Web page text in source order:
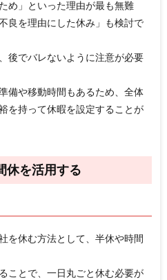
め」といった理由が最も無難
良を理由にした休み」も検討で
後でバレないように注意が必要
備や移動時間もあるため、全体
を持って休暇を設定することが
休を活用する
を休む方法として、半休や時間
ことで、一日丸ごと休む必要が